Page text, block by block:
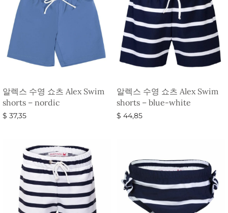
알렉스 수영 쇼츠 Alex Swim
shorts – nordic
$ 37,35
알렉스 수영 쇼츠 Alex Swim
shorts – blue-white
$ 44,85